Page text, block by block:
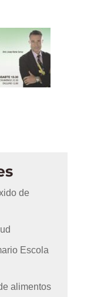
de
Escola
alimentos